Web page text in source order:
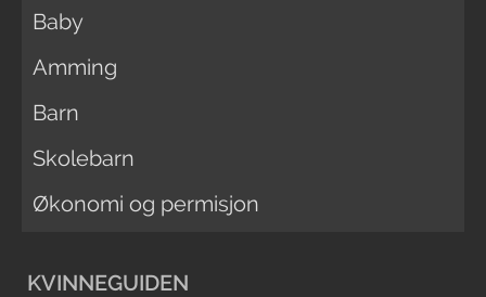
Baby
Amming
Barn
Skolebarn
Økonomi og permisjon
KVINNEGUIDEN